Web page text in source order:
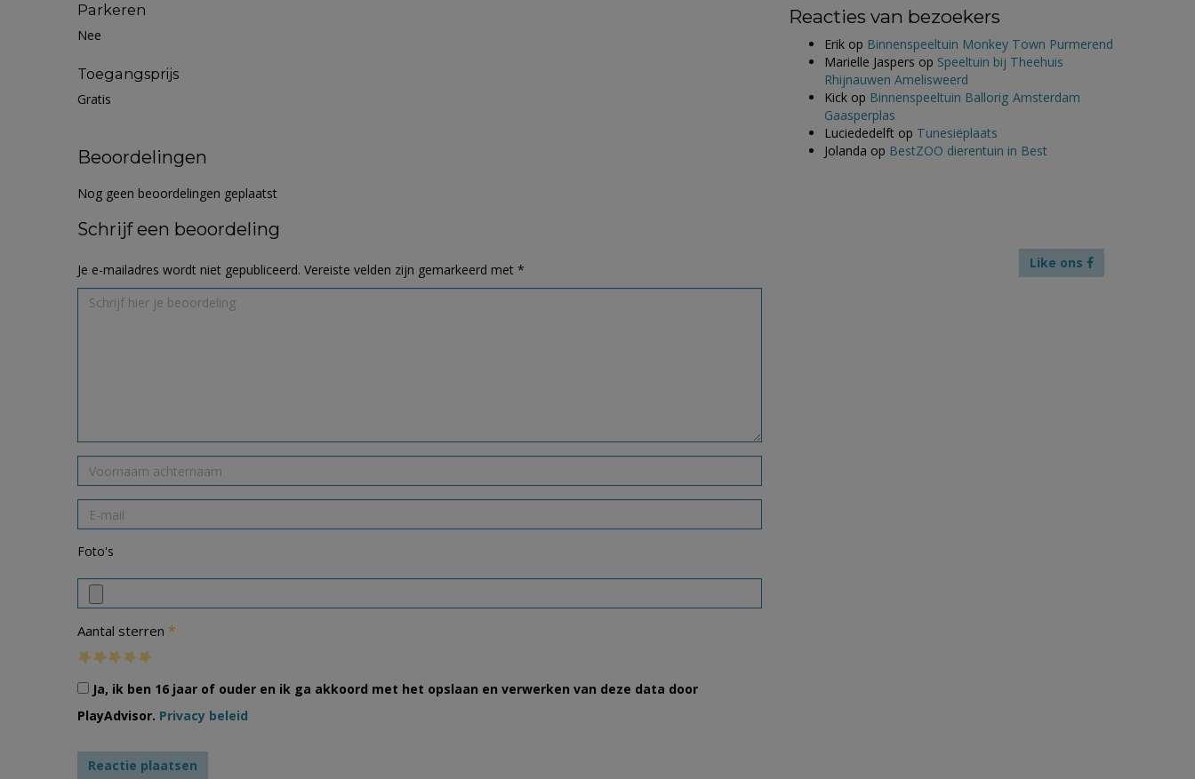
Parkeren
Nee
Toegangsprijs
Gratis
Beoordelingen
Nog geen beoordelingen geplaatst
Schrijf een beoordeling
Je e-mailadres wordt niet gepubliceerd. Vereiste velden zijn gemarkeerd met *
Foto's
Aantal sterren *
Ja, ik ben 16 jaar of ouder en ik ga akkoord met het opslaan en verwerken van deze data door
PlayAdvisor. Privacy beleid
Reacties van bezoekers
Erik op Binnenspeeltuin Monkey Town Purmerend
Marielle Jaspers op Speeltuin bij Theehuis
Rhijnauwen Amelisweerd
Kick op Binnenspeeltuin Ballorig Amsterdam
Gaasperplas
Luciededelft op Tunesiëplaats
Jolanda op BestZOO dierentuin in Best
Like ons